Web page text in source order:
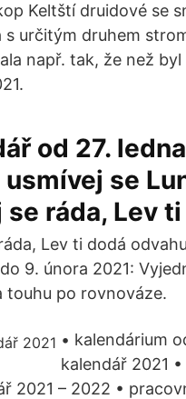
Keltští druidové se
s určitým druhem
např. tak, že než
od 27.
se
se ráda, Lev
Lev ti dodá
9. února 2021:
touhu po rovnováze.
• kalendárium
kalendář 2021
2021 – 2022 •